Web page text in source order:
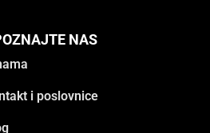
NAS
i poslovnice